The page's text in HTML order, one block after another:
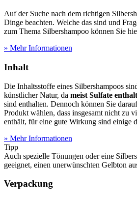
Auf der Suche nach dem richtigen
Dinge beachten. Welche das sind und
zum Thema Silbershampoo können Sie
» Mehr Informationen
Inhalt
Die Inhaltsstoffe eines Silbershampoos
künstlicher Natur, da meist Sulfate
sind enthalten. Dennoch können Sie
Produkt wählen, dass insgesamt nicht zu
enthält, für eine gute Wirkung sind einige
» Mehr Informationen
Tipp
Auch spezielle Tönungen oder eine
geeignet, einen unerwünschten Gelbton
Verpackung